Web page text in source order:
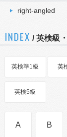
right-angled
INDEX / 英検級
英検準1級 英
英検5級
A B